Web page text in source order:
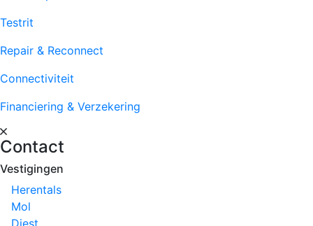
Testrit
Repair & Reconnect
Connectiviteit
Financiering & Verzekering
Contact
Vestigingen
Herentals
Mol
Diest